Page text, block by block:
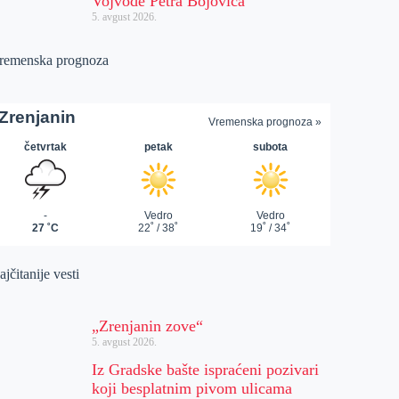
5. avgust 2026.
prognoza
vesti
„Zrenjanin zove“
5. avgust 2026.
Iz Gradske bašte ispraćeni pozivari
koji besplatnim pivom ulicama